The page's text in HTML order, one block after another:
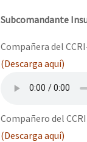
Subcomandante
Compañera del
(Descarga aquí)
Compañero del
(Descarga aquí)